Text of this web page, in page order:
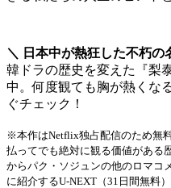
＼ 日本中が熱狂した不朽の
韓ドラの歴史を変えた『梨
中。何度観ても胸が熱くな
ぐチェック！
※本作はNetflix独占配信のため無
払ってでも絶対に観る価値がある
からパク・ソジュンの他のロマコ
に紹介するU-NEXT（31日間無料